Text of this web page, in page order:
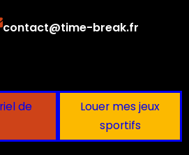
contact@time-break.fr
de
Louer mes jeux
sportifs